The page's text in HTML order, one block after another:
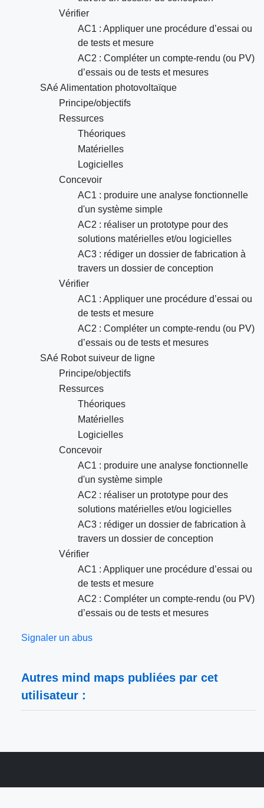
Vérifier
AC1 : Appliquer une procédure d’essai ou
de tests et mesure
AC2 : Compléter un compte-rendu (ou PV)
d’essais ou de tests et mesures
SAé Alimentation photovoltaïque
Principe/objectifs
Ressurces
Théoriques
Matérielles
Logicielles
Concevoir
AC1 : produire une analyse fonctionnelle
d'un système simple
AC2 : réaliser un prototype pour des
solutions matérielles et/ou logicielles
AC3 : rédiger un dossier de fabrication à
travers un dossier de conception
Vérifier
AC1 : Appliquer une procédure d’essai ou
de tests et mesure
AC2 : Compléter un compte-rendu (ou PV)
d’essais ou de tests et mesures
SAé Robot suiveur de ligne
Principe/objectifs
Ressurces
Théoriques
Matérielles
Logicielles
Concevoir
AC1 : produire une analyse fonctionnelle
d'un système simple
AC2 : réaliser un prototype pour des
solutions matérielles et/ou logicielles
AC3 : rédiger un dossier de fabrication à
travers un dossier de conception
Vérifier
AC1 : Appliquer une procédure d’essai ou
de tests et mesure
AC2 : Compléter un compte-rendu (ou PV)
d’essais ou de tests et mesures
Signaler un abus
Autres mind maps publiées par cet
utilisateur :